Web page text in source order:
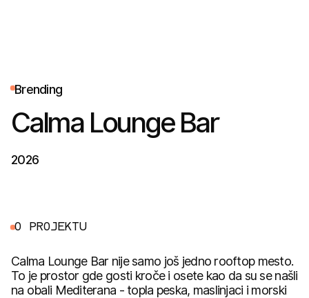
Brending
Calma Lounge Bar
2026
O PROJEKTU
Calma Lounge Bar nije samo još jedno rooftop mesto.
To je prostor gde gosti kroče i osete kao da su se našli
na obali Mediterana - topla peska, maslinjaci i morski